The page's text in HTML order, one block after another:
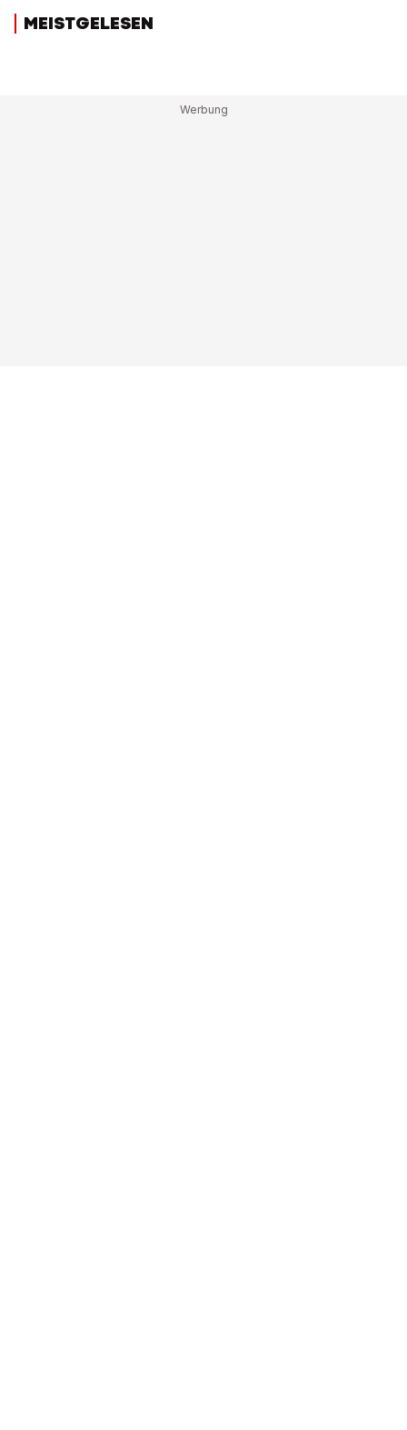
MEISTGELESEN